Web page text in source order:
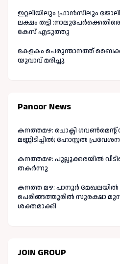
ഇറ്റലിയിലും ഫ്രാൻസിലും
ലക്ഷം തട്ടി
കേസ് എടുത്തു
കേളകം പെരുന്താനത്ത്
യുവാവ് മരിച്ചു.
Panoor News
കനത്തമഴ: ചൊക്ലി ഗവൺമെന്റ്
മണ്ണിടിച്ചിൽ; ഹോസ്റ്റൽ പ്രവേശന
കനത്തമഴ: പുല്ലൂക്കരയിൽ
തകർന്നു
കനത്ത മഴ: പാനൂർ മേഖലയിൽ
പെരിങ്ങത്തൂരിൽ സുരക്ഷാ
ശക്തമാക്കി
JOIN GROUP